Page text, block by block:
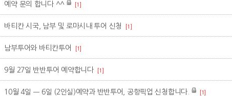
예약 문의 합니다 ^^ [1]
바티칸 시국, 남부 및 로마시내 투어 신청 [1]
남부투어와 바티칸투어 [1]
9월 27일 반반투어 예약합니다 [1]
10월 4일 ㅡ 6일 (2인실)예약과 반반투어, 공항픽업 신청합니다. [1]